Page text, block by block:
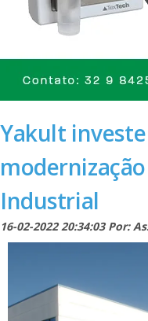
Yakult
Industrial
16-02-2022 20:34:03 Por: